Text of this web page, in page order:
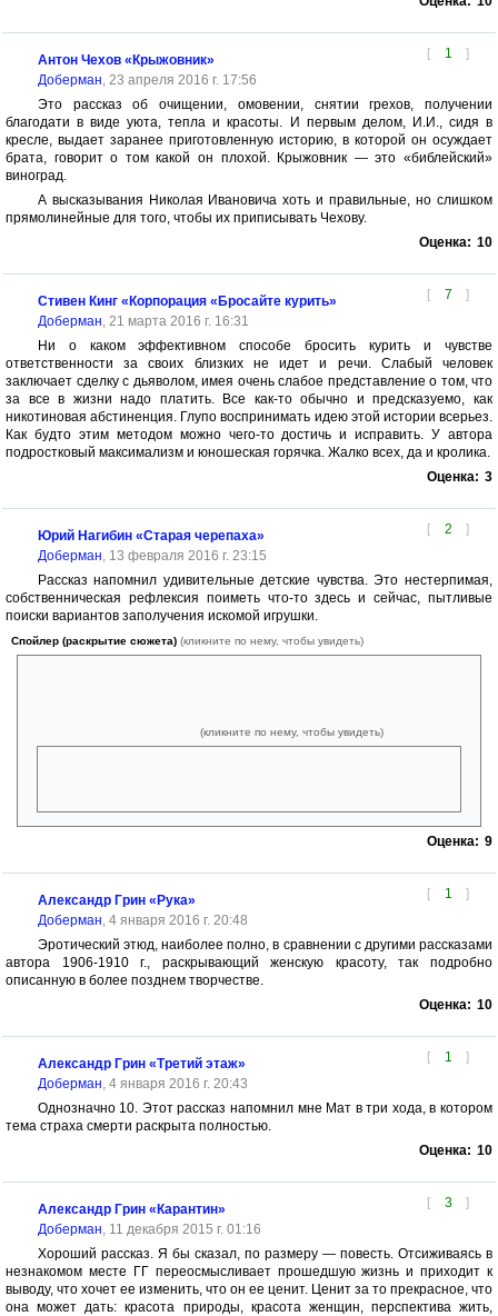
[ 1 ]
Антон Чехов «Крыжовник»
Доберман, 23 апреля 2016 г. 17:56
Это рассказ об очищении, омовении, снятии грехов, получении
благодати в виде уюта, тепла и красоты. И первым делом, И.И., сидя в
кресле, выдает заранее приготовленную историю, в которой он осуждает
брата, говорит о том какой он плохой. Крыжовник — это «библейский»
виноград.
А высказывания Николая Ивановича хоть и правильные, но слишком
прямолинейные для того, чтобы их приписывать Чехову.
Оценка: 10
[ 7 ]
Стивен Кинг «Корпорация «Бросайте курить»
Доберман, 21 марта 2016 г. 16:31
Ни о каком эффективном способе бросить курить и чувстве
ответственности за своих близких не идет и речи. Слабый человек
заключает сделку с дьяволом, имея очень слабое представление о том, что
за все в жизни надо платить. Все как-то обычно и предсказуемо, как
никотиновая абстиненция. Глупо воспринимать идею этой истории всерьез.
Как будто этим методом можно чего-то достичь и исправить. У автора
подростковый максимализм и юношеская горячка. Жалко всех, да и кролика.
Оценка: 3
[ 2 ]
Юрий Нагибин «Старая черепаха»
Доберман, 13 февраля 2016 г. 23:15
Рассказ напомнил удивительные детские чувства. Это нестерпимая,
собственническая рефлексия поиметь что-то здесь и сейчас, пытливые
поиски вариантов заполучения искомой игрушки.
Спойлер (раскрытие сюжета) (кликните по нему, чтобы увидеть)
(кликните по нему, чтобы увидеть)
Оценка: 9
[ 1 ]
Александр Грин «Рука»
Доберман, 4 января 2016 г. 20:48
Эротический этюд, наиболее полно, в сравнении с другими рассказами
автора 1906-1910 г., раскрывающий женскую красоту, так подробно
описанную в более позднем творчестве.
Оценка: 10
[ 1 ]
Александр Грин «Третий этаж»
Доберман, 4 января 2016 г. 20:43
Однозначно 10. Этот рассказ напомнил мне Мат в три хода, в котором
тема страха смерти раскрыта полностью.
Оценка: 10
[ 3 ]
Александр Грин «Карантин»
Доберман, 11 декабря 2015 г. 01:16
Хороший рассказ. Я бы сказал, по размеру — повесть. Отсиживаясь в
незнакомом месте ГГ переосмысливает прошедшую жизнь и приходит к
выводу, что хочет ее изменить, что он ее ценит. Ценит за то прекрасное, что
она может дать: красота природы, красота женщин, перспектива жить,